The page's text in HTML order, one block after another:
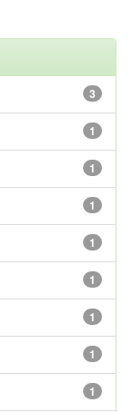
3
1
1
1
1
1
1
1
1